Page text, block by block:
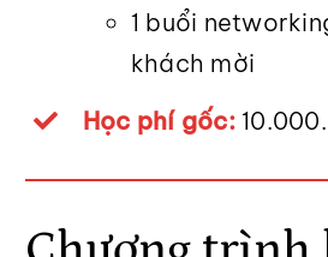
1 buổi
khách mời
Học phí gốc: